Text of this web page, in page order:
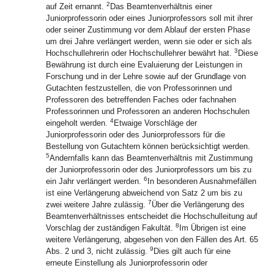
auf Zeit ernannt. 2 Das Beamtenverhältnis einer
Juniorprofessorin oder eines Juniorprofessors soll mit ihrer
oder seiner Zustimmung vor dem Ablauf der ersten Phase
um drei Jahre verlängert werden, wenn sie oder er sich als
Hochschullehrerin oder Hochschullehrer bewährt hat. 3 Diese
Bewährung ist durch eine Evaluierung der Leistungen in
Forschung und in der Lehre sowie auf der Grundlage von
Gutachten festzustellen, die von Professorinnen und
Professoren des betreffenden Faches oder fachnahen
Professorinnen und Professoren an anderen Hochschulen
eingeholt werden. 4Etwaige Vorschläge der
Juniorprofessorin oder des Juniorprofessors für die
Bestellung von Gutachtern können berücksichtigt werden.
5Andernfalls kann das Beamtenverhältnis mit Zustimmung
der Juniorprofessorin oder des Juniorprofessors um bis zu
ein Jahr verlängert werden. 6 In besonderen Ausnahmefällen
ist eine Verlängerung abweichend von Satz 2 um bis zu
zwei weitere Jahre zulässig. 7Über die Verlängerung des
Beamtenverhältnisses entscheidet die Hochschulleitung auf
Vorschlag der zuständigen Fakultät. 8 Im Übrigen ist eine
weitere Verlängerung, abgesehen von den Fällen des Art. 65
Abs. 2 und 3, nicht zulässig. 9 Dies gilt auch für eine
erneute Einstellung als Juniorprofessorin oder